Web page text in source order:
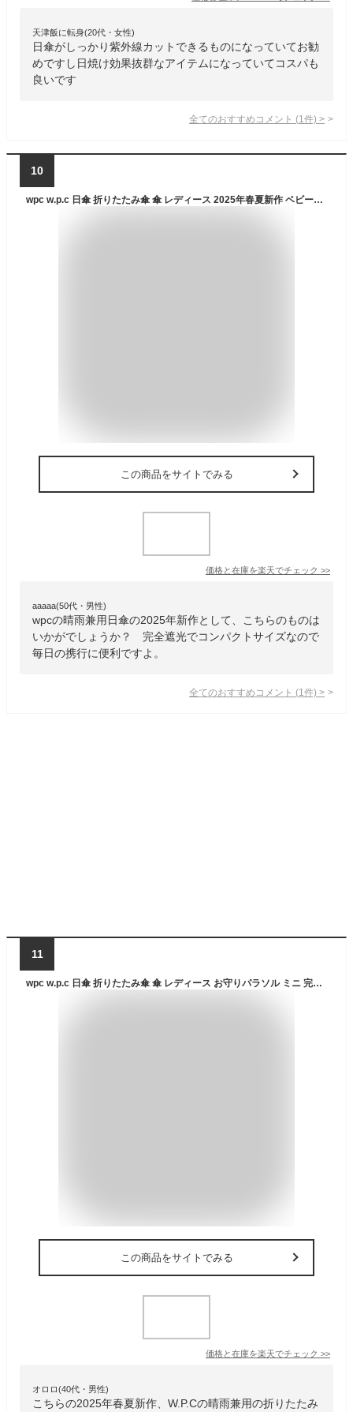
天津飯に転身(20代・女性)
日傘がしっかり紫外線カットできるものになっていてお勧
めですし日焼け効果抜群なアイテムになっていてコスパも
良いです
全てのおすすめコメント (1 件) >
10
wpc w.p.c 日傘 折りたたみ傘 傘 レディース 2025年春夏新作 ベビーコロン ミニ 完全遮光 雨傘 晴雨兼用 軽量 丈夫 撥水 uvカット おしゃれ かわいい ブランド 紫外線対策 白 ホワイト グレー ベージュ ピンク BABY CORON mini 801-19593-102
この商品をサイトでみる
価格と在庫を楽天でチェック >>
aaaaa(50代・男性)
wpcの晴雨兼用日傘の2025年新作として、こちらのものは
いかがでしょうか？ 完全遮光でコンパクトサイズなので
毎日の携行に便利ですよ。
全てのおすすめコメント (1 件) >
11
wpc w.p.c 日傘 折りたたみ傘 傘 レディース お守りパラソル ミニ 完全遮光 雨傘 晴雨兼用 軽量 丈夫 撥水 uvカット おしゃれ かわいい ブランド 紫外線対策 黄色 青 グレー ブルー ピンク イエロー OMAMORI PARASOL mini 801-12715-102
この商品をサイトでみる
価格と在庫を楽天でチェック >>
オロロ(40代・男性)
こちらの2025年春夏新作、W.P.Cの晴雨兼用の折りたたみ